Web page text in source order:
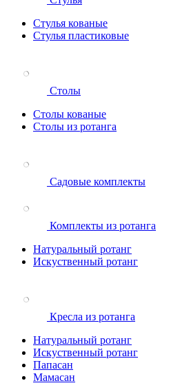
Стулья кованые
Стулья пластиковые
Столы
Столы кованые
Столы из ротанга
Садовые комплекты
Комплекты из ротанга
Натуральный ротанг
Искуственный ротанг
Кресла из ротанга
Натуральный ротанг
Искуственный ротанг
Папасан
Мамасан